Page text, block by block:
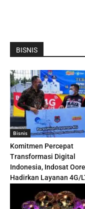
BISNIS
Bisnis
Komitmen Percepat
Transformasi Digital
Indonesia, Indosat
Hadirkan Layanan 4G/